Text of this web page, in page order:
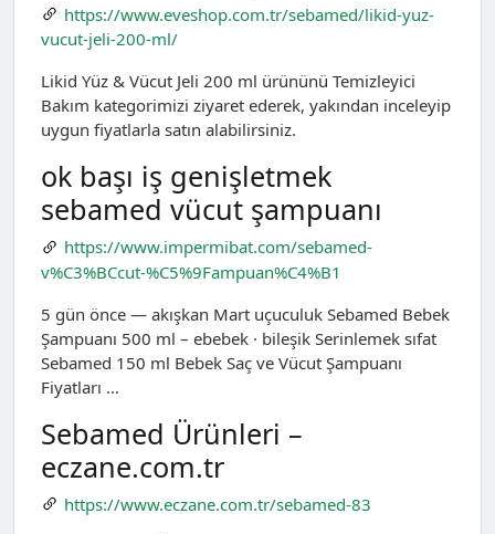
https://www.eveshop.com.tr/sebamed/likid-yuz-
vucut-jeli-200-ml/
Likid Yüz & Vücut Jeli 200 ml ürününü Temizleyici
Bakım kategorimizi ziyaret ederek, yakından inceleyip
uygun fiyatlarla satın alabilirsiniz.
ok başı iş genişletmek
sebamed vücut şampuanı
https://www.impermibat.com/sebamed-
v%C3%BCcut-%C5%9Fampuan%C4%B1
5 gün önce — akışkan Mart uçuculuk Sebamed Bebek
Şampuanı 500 ml – ebebek · bileşik Serinlemek sıfat
Sebamed 150 ml Bebek Saç ve Vücut Şampuanı
Fiyatları …
Sebamed Ürünleri –
eczane.com.tr
https://www.eczane.com.tr/sebamed-83